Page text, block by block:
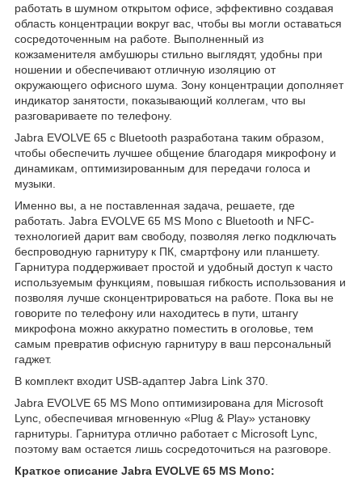
работать в шумном открытом офисе, эффективно создавая
область концентрации вокруг вас, чтобы вы могли оставаться
сосредоточенным на работе. Выполненный из
кожзаменителя амбушюры стильно выглядят, удобны при
ношении и обеспечивают отличную изоляцию от
окружающего офисного шума. Зону концентрации дополняет
индикатор занятости, показывающий коллегам, что вы
разговариваете по телефону.
Jabra EVOLVE 65 с Bluetooth разработана таким образом,
чтобы обеспечить лучшее общение благодаря микрофону и
динамикам, оптимизированным для передачи голоса и
музыки.
Именно вы, а не поставленная задача, решаете, где
работать. Jabra EVOLVE 65 MS Mono с Bluetooth и NFC-
технологией дарит вам свободу, позволяя легко подключать
беспроводную гарнитуру к ПК, смартфону или планшету.
Гарнитура поддерживает простой и удобный доступ к часто
используемым функциям, повышая гибкость использования и
позволяя лучше сконцентрироваться на работе. Пока вы не
говорите по телефону или находитесь в пути, штангу
микрофона можно аккуратно поместить в оголовье, тем
самым превратив офисную гарнитуру в ваш персональный
гаджет.
В комплект входит USB-адаптер Jabra Link 370.
Jabra EVOLVE 65 MS Mono оптимизирована для Microsoft
Lync, обеспечивая мгновенную «Plug & Play» установку
гарнитуры. Гарнитура отлично работает с Microsoft Lync,
поэтому вам остается лишь сосредоточиться на разговоре.
Краткое описание Jabra EVOLVE 65 MS Mono: